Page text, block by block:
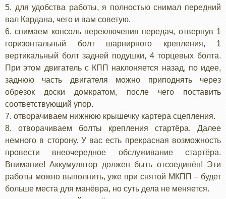
5. для удобства работы, я полностью снимал передний
вал Кардана, чего и вам советую.
6. снимаем консоль переключения передач, отвернув 1
горизонтальный болт шарнирного крепления, 1
вертикальный болт задней подушки, 4 торцевых болта.
При этом двигатель с КПП наклоняется назад, по идее,
заднюю часть двигателя можно приподнять через
обрезок доски домкратом, после чего поставить
соответствующий упор.
7. отворачиваем нижнюю крышечку картера сцепления.
8. отворачиваем болты крепления стартёра. Далее
немного в сторону. У вас есть прекрасная возможность
провести внеочередное обслуживание стартёра.
Внимание! Аккумулятор должен быть отсоединён! Эти
работы можно выполнить, уже при снятой МКПП – будет
больше места для манёвра, но суть дела не меняется.